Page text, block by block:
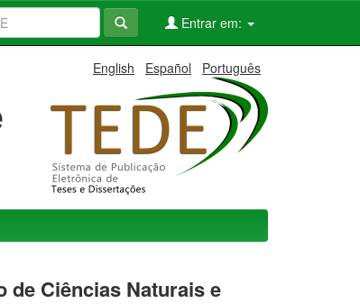
Entrar em:
English Español Português
de Ciências Naturais e